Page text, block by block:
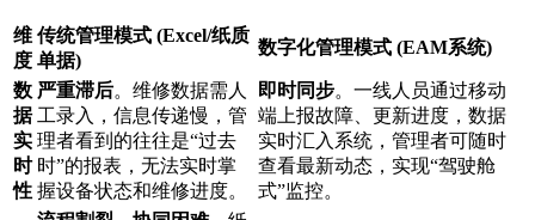
维
度
传统管理模式 (Excel/纸质
单据)
数字化管理模式 (EAM系统)
数
据
实
时
性
严重滞后。维修数据需人
工录入，信息传递慢，管
理者看到的往往是“过去
时”的报表，无法实时掌
握设备状态和维修进度。
即时同步。一线人员通过移动
端上报故障、更新进度，数据
实时汇入系统，管理者可随时
查看最新动态，实现“驾驶舱
式”监控。